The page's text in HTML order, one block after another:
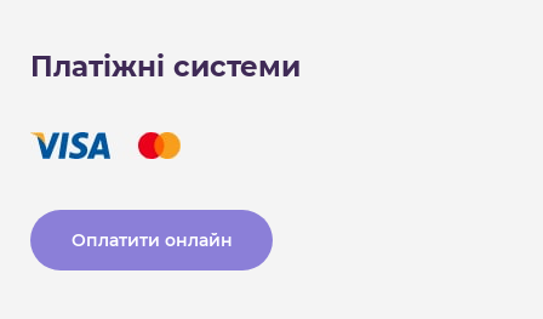
Платіжні системи
Оплатити онлайн